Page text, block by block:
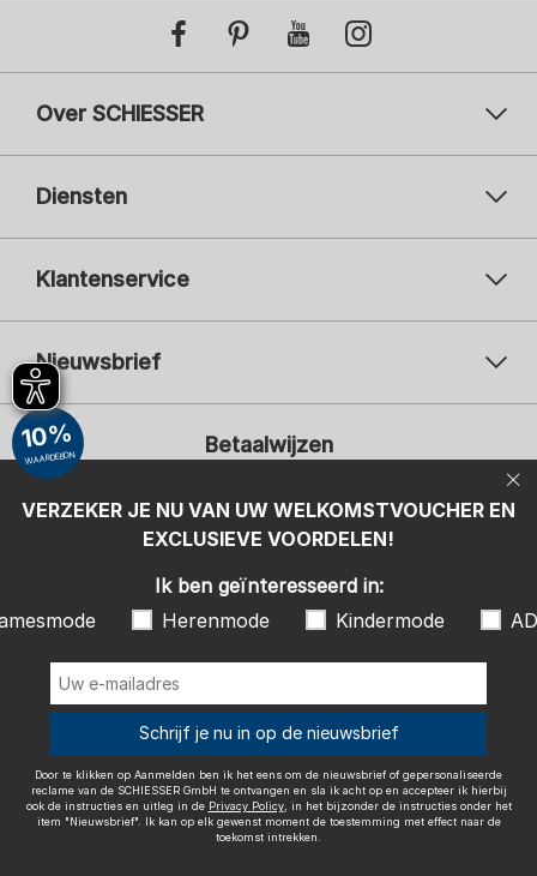
Over SCHIESSER
Diensten
Klantenservice
Nieuwsbrief
Uw e-mailadres
Ik ben geïnteresseerd in:
Damesmode
Herenmode
Kindermode
Door te klikken op Aanmelden ben ik het eens om de nieuwsbrief of
gepersonaliseerde reclame van de SCHIESSER GmbH te ontvangen en
"Nieuwsbrief". Ik kan op elk gewenst moment de toestemming met
effect naar de toekomst intrekken.
Betaalwijzen
Wij bezorgen met
Colofon Algemene voorwaarden
Herroepingsrecht
VERZEKER JE NU VAN UW WELKOMSTVOUCHER EN
EXCLUSIEVE VOORDELEN!
10%
WAARDEBON
Ik ben geïnteresseerd in:
Herenmode Kindermode
Schrijf je nu in op de nieuwsbrief
Door te klikken op Aanmelden ben ik het eens om de nieuwsbrief of gepersonaliseerde
reclame van de SCHIESSER GmbH te ontvangen en sla ik acht op en accepteer ik hierbij
ook de instructies en uitleg in de Privacy Policy, in het bijzonder de instructies onder het
item "Nieuwsbrief". Ik kan op elk gewenst moment de toestemming met effect naar de
toekomst intrekken.